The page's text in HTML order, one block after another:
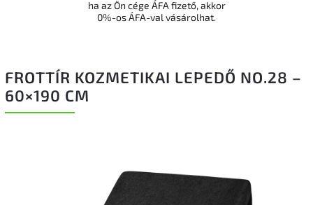
FROTTÍR KOZMETIKAI LEPEDŐ NO.28 –
60×190 CM
ha az Ön cége ÁFA fizető, akkor
0%-os ÁFA-val vásárolhat.